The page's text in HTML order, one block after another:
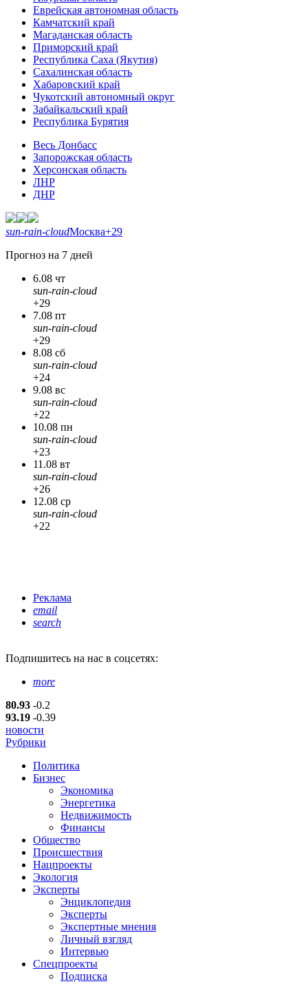
Еврейская автономная область
Камчатский край
Магаданская область
Приморский край
Республика Саха (Якутия)
Сахалинская область
Хабаровский край
Чукотский автономный округ
Забайкальский край
Республика Бурятия
Весь Донбасс
Запорожская область
Херсонская область
ЛНР
ДНР
sun-rain-cloudМосква+29
Прогноз на 7 дней
6.08 чт
sun-rain-cloud
+29
7.08 пт
sun-rain-cloud
+29
8.08 сб
sun-rain-cloud
+24
9.08 вс
sun-rain-cloud
+22
10.08 пн
sun-rain-cloud
+23
11.08 вт
sun-rain-cloud
+26
12.08 ср
sun-rain-cloud
+22
Реклама
email
search
Подпишитесь на нас в соцсетях:
more
80.93 -0.2
93.19 -0.39
новости
Рубрики
Политика
Бизнес
Экономика
Энергетика
Недвижимость
Финансы
Общество
Происшествия
Нацпроекты
Экология
Эксперты
Энциклопедия
Эксперты
Экспертные мнения
Личный взгляд
Интервью
Спецпроекты
Подписка